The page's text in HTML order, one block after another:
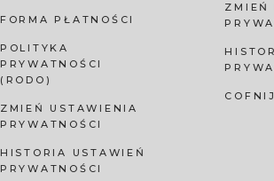
FORMA PŁATNOŚCI
POLITYKA
PRYWATNOŚCI
(RODO)
ZMIEŃ USTAWIENIA
PRYWATNOŚCI
HISTORIA USTAWIEŃ
PRYWATNOŚCI
ZMIEŃ